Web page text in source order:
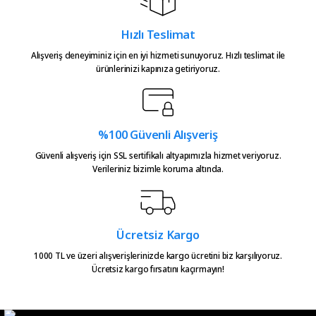
Bu ürüne benzer farklı alternatifler olmalı.
Gönder
Atakan Kasapoğlu | 23/07/2026
emeğinize sağlık çok teşekkürler
Urun takibiniz cok guzel. Urunu
alinca tum asamalar mail olatak
E... E... | 20/05/2026
Hızlı Teslimat
Alışveriş deneyiminiz için en iyi hizmeti sunuyoruz. Hızlı teslimat ile
ürünlerinizi kapınıza getiriyoruz.
%100 Güvenli Alışveriş
Güvenli alışveriş için SSL sertifikalı altyapımızla hizmet veriyoruz.
Verileriniz bizimle koruma altında.
Ücretsiz Kargo
1000 TL ve üzeri alışverişlerinizde kargo ücretini biz karşılıyoruz.
Ücretsiz kargo fırsatını kaçırmayın!